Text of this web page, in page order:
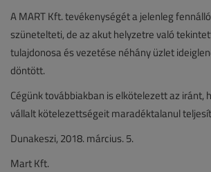
A MART Kft. tevékenységét a jelenleg
szünetelteti, de az akut helyzetre való
tulajdonosa és vezetése néhány üzlet
döntött.
Cégünk továbbiakban is elkötelezett az iránt,
vállalt kötelezettségeit maradéktalanul
Dunakeszi, 2018. március. 5.
Mart Kft.